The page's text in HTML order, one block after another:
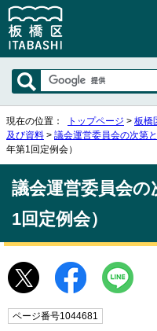
現在の位置： トップページ > 板橋
及び資料 > 議会運営委員会の次第
年第1回定例会）
議会運営委員会
1回定例会）
ページ番号1044681